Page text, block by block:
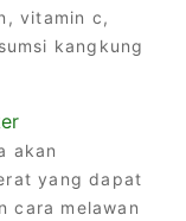
vitamin c,
kangkung
akan
yang dapat
cara melawan